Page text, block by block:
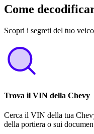
Come
Scopri i segreti del tuo
Trova il VIN della Chevy
Cerca il VIN della tua
della portiera o sui